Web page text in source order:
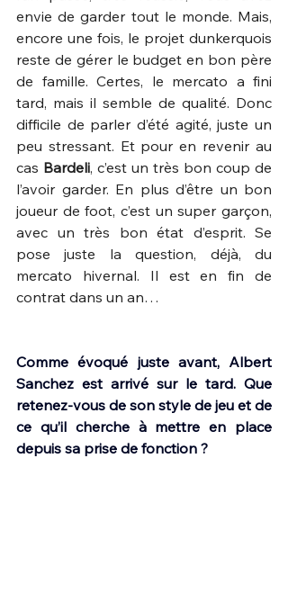
envie de garder tout le monde. Mais,
encore une fois, le projet dunkerquois
reste de gérer le budget en bon père
de famille. Certes, le mercato a fini
tard, mais il semble de qualité. Donc
difficile de parler d’été agité, juste un
peu stressant. Et pour en revenir au
cas Bardeli, c’est un très bon coup de
l’avoir garder. En plus d’être un bon
joueur de foot, c’est un super garçon,
avec un très bon état d’esprit. Se
pose juste la question, déjà, du
mercato hivernal. Il est en fin de
contrat dans un an…
Comme évoqué juste avant, Albert
Sanchez est arrivé sur le tard. Que
retenez-vous de son style de jeu et de
ce qu’il cherche à mettre en place
depuis sa prise de fonction ?